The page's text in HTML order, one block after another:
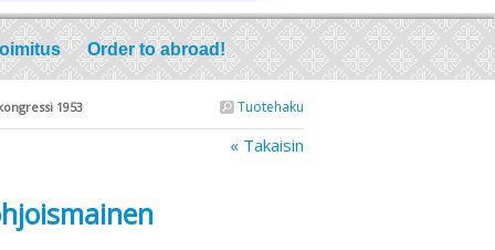
Order to abroad!
Tuotehaku
1953
« Takaisin